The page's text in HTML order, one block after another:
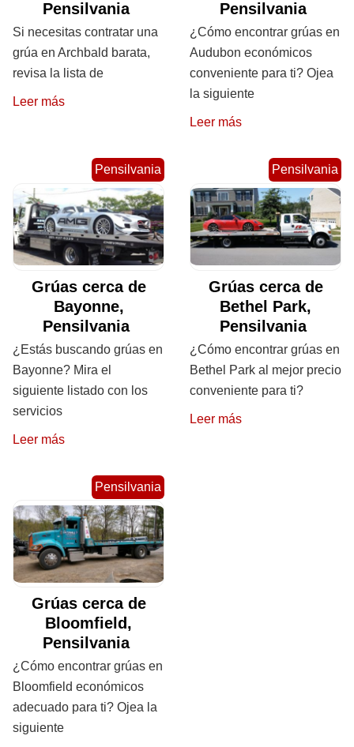
Pensilvania
Si necesitas contratar una
grúa en Archbald barata,
revisa la lista de
Leer más
Pensilvania
¿Cómo encontrar grúas en
Audubon económicos
conveniente para ti? Ojea
la siguiente
Leer más
Pensilvania
Grúas cerca de
Bayonne,
Pensilvania
¿Estás buscando grúas en
Bayonne? Mira el
siguiente listado con los
servicios
Leer más
Pensilvania
Grúas cerca de
Bethel Park,
Pensilvania
¿Cómo encontrar grúas en
Bethel Park al mejor precio
conveniente para ti?
Leer más
Pensilvania
Grúas cerca de
Bloomfield,
Pensilvania
¿Cómo encontrar grúas en
Bloomfield económicos
adecuado para ti? Ojea la
siguiente